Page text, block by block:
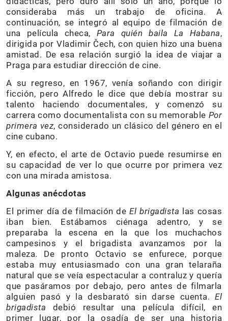
consideraba más un trabajo de oficina. A
continuación, se integró al equipo de filmación de
una película checa, Para quién baila La Habana,
dirigida por Vladimir Čech, con quien hizo una buena
amistad. De esa relación surgió la idea de viajar a
Praga para estudiar dirección de cine.
A su regreso, en 1967, venía soñando con dirigir
ficción, pero Alfredo le dice que debía mostrar su
talento haciendo documentales, y comenzó su
carrera como documentalista con su memorable Por
primera vez, considerado un clásico del género en el
cine cubano.
Y, en efecto, el arte de Octavio puede resumirse en
su capacidad de ver lo que ocurre por primera vez
con una mirada amistosa.
Algunas anécdotas
El primer día de filmación deEl brigadista las cosas
iban bien. Estábamos ciénaga adentro, y se
preparaba la escena en la que los muchachos
campesinos y el brigadista avanzamos por la
maleza. De pronto Octavio se enfurece, porque
estaba muy entusiasmado con una gran telaraña
natural que se veía espectacular a contraluz y quería
que pasáramos por debajo, pero antes de filmarla
alguien pasó y la desbarató sin darse cuenta. El
brigadista debió resultar una película difícil, en
primer lugar, por la osadía de ser una historia